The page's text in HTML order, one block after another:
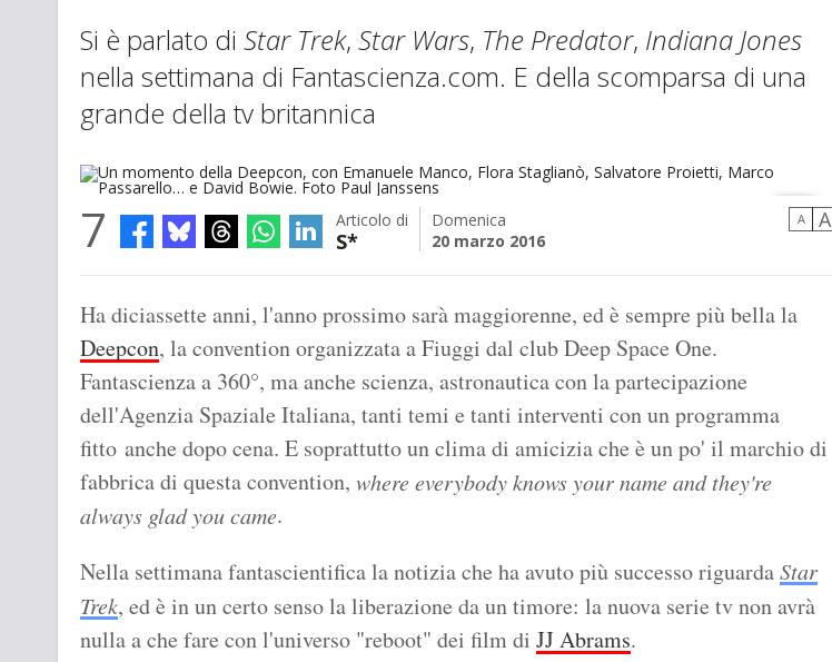
Si è parlato di Star Trek, Star Wars, The Predator, Indiana Jones
nella settimana di Fantascienza.com. E della scomparsa di una
grande della tv britannica
7 Articolo di
S*
Domenica
20 marzo 2016
A A
Ha diciassette anni, l'anno prossimo sarà maggiorenne, ed è sempre più bella la
Deepcon, la convention organizzata a Fiuggi dal club Deep Space One.
Fantascienza a 360°, ma anche scienza, astronautica con la partecipazione
dell'Agenzia Spaziale Italiana, tanti temi e tanti interventi con un programma
fitto anche dopo cena. E soprattutto un clima di amicizia che è un po' il marchio di
fabbrica di questa convention, where everybody knows your name and they're
always glad you came.
Nella settimana fantascientifica la notizia che ha avuto più successo riguardaStar
Trek, ed è in un certo senso la liberazione da un timore: la nuova serie tv non avrà
nulla a che fare con l'universo "reboot" dei film di JJ Abrams.